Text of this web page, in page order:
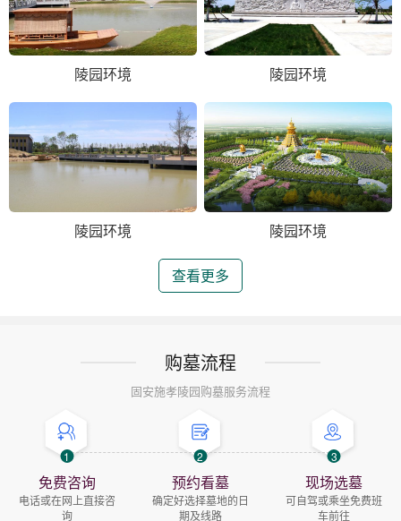
陵园环境 陵园环境
陵园环境 陵园环境
查看更多
购墓流程
固安施孝陵园购墓服务流程
1
免费咨询
电话或在网上直接咨
询
2
预约看墓
确定好选择墓地的日
期及线路
3
现场选墓
可自驾或乘坐免费班
车前往